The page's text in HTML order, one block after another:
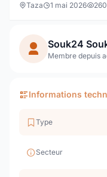
Taza 1 mai 2026 260
Souk24
Membre depuis
Informations
Type
Secteur